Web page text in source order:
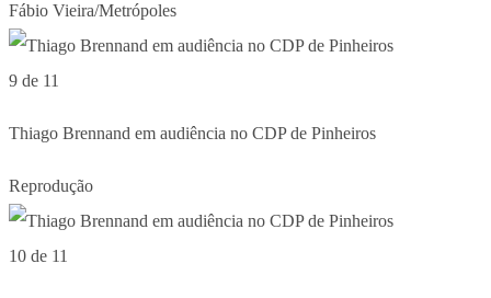
Fábio Vieira/Metrópoles
9 de 11
Thiago Brennand em audiência no CDP de Pinheiros
Reprodução
10 de 11